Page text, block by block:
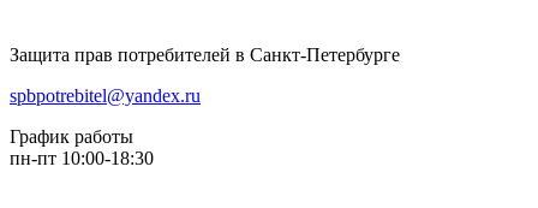
Защита прав потребителей в Санкт-Петербурге
spbpotrebitel@yandex.ru
График работы
пн-пт 10:00-18:30